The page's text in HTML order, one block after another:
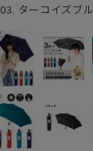
03. ターコイズブ